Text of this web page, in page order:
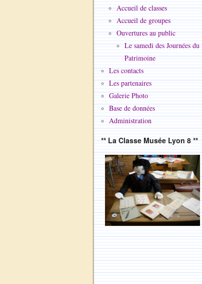
Accueil de classes
Accueil de groupes
Ouvertures au public
Le samedi des Journées du
Patrimoine
Les contacts
Les partenaires
Galerie Photo
Base de données
Administration
** La Classe Musée Lyon 8 **